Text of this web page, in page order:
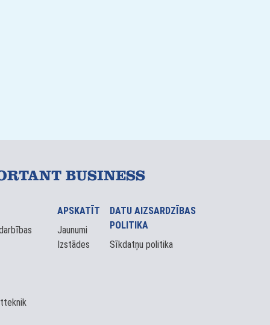
BUSINESS
APSKATĪT
Jaunumi
Izstādes
DATU AIZSARDZĪBAS
POLITIKA
Sīkdatņu politika